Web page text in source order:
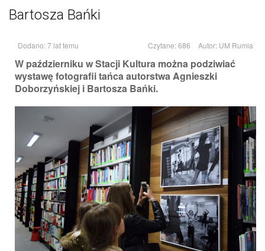
Bartosza Bańki
Dodano: 7 lat temu Czytane: 686 Autor: UM Rumia
W październiku w Stacji Kultura można podziwiać
wystawę fotografii tańca autorstwa Agnieszki
Doborzyńskiej i Bartosza Bańki.